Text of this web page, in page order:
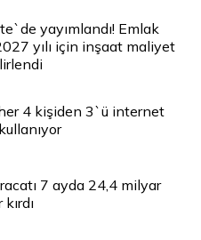
yayımlandı! Emlak
yılı için inşaat maliyet
4 kişiden 3`ü internet
7 ayda 24,4 milyar